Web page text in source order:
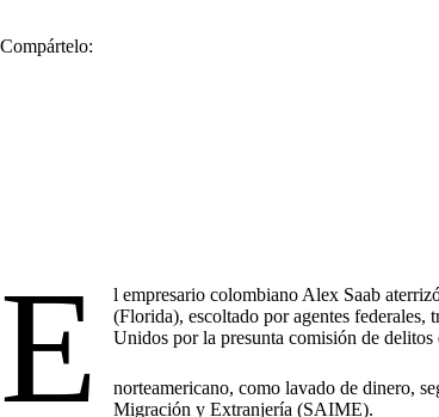
Compártelo:
E
l empresario colombiano Alex Saab
(Florida), escoltado por agentes federales,
Unidos por la presunta comisión de delitos
norteamericano, como lavado de dinero,
Migración y Extranjería (SAIME).